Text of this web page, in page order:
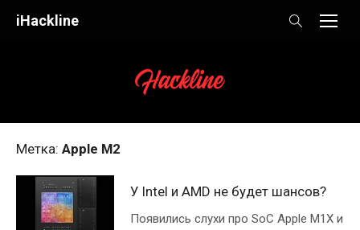
iHackline
Метка: Apple M2
У Intel и AMD не будет шансов?
Появились слухи про SoC Apple M1X и